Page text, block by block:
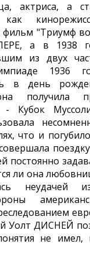
актриса, а
фильм "Триумф
а в 1938
из двух
1936
в день
получила
- Кубок
что и
постоянно
ли она
неудачей
Уолт ДИСНЕЙ
не имел,